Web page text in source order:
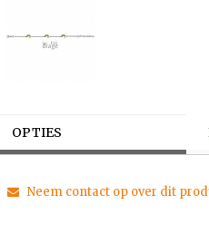
OPTIES
Neem contact op over dit